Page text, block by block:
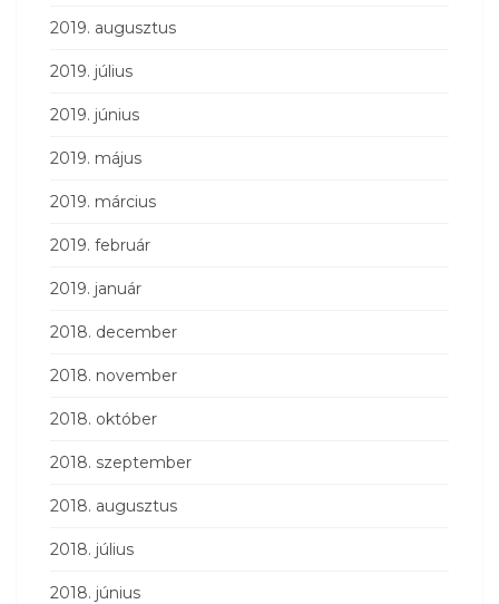
2019. augusztus
2019. július
2019. június
2019. május
2019. március
2019. február
2019. január
2018. december
2018. november
2018. október
2018. szeptember
2018. augusztus
2018. július
2018. június